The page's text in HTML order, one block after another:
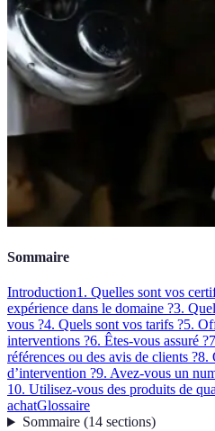
Sommaire
Introduction1. Quelles sont vos
expérience dans le domaine ?3.
vous ?4. Quels sont vos tarifs ?5.
interventions ?6. Êtes-vous assuré ?
références ou des avis de clients ?8.
d’intervention ?9. Avez-vous un
10. Utilisez-vous des produits de
achatGlossaire
Sommaire(14 sections)